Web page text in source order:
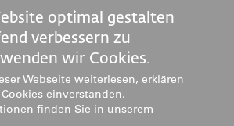
Footer
rechts
Studium
Weiterbildung
Forschung & Entwicklung
Dienstleistung
optimal gestalten
verbessern zu
wir Cookies.
Webseite weiterlesen, erklären
einverstanden.
finden Sie in unserem